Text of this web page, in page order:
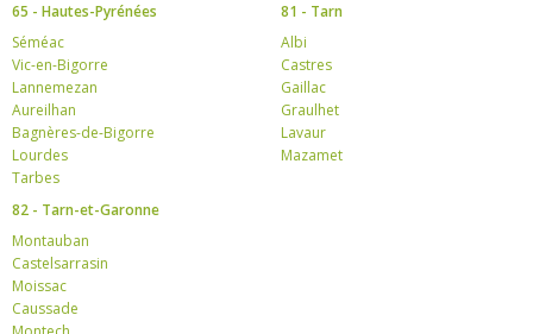
65 - Hautes-Pyrénées
Séméac
Vic-en-Bigorre
Lannemezan
Aureilhan
Bagnères-de-Bigorre
Lourdes
Tarbes
81 - Tarn
Albi
Castres
Gaillac
Graulhet
Lavaur
Mazamet
82 - Tarn-et-Garonne
Montauban
Castelsarrasin
Moissac
Caussade